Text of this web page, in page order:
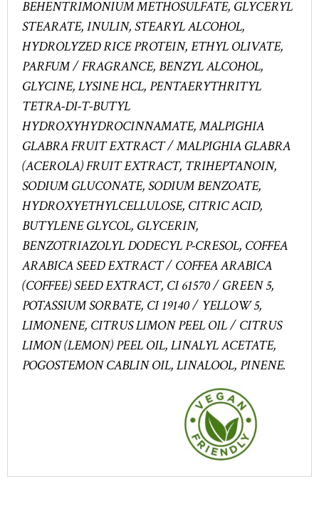
BEHENTRIMONIUM METHOSULFATE, GLYCERYL
STEARATE, INULIN, STEARYL ALCOHOL,
HYDROLYZED RICE PROTEIN, ETHYL OLIVATE,
PARFUM / FRAGRANCE, BENZYL ALCOHOL,
GLYCINE, LYSINE HCL, PENTAERYTHRITYL
TETRA-DI-T-BUTYL
HYDROXYHYDROCINNAMATE, MALPIGHIA
GLABRA FRUIT EXTRACT / MALPIGHIA GLABRA
(ACEROLA) FRUIT EXTRACT, TRIHEPTANOIN,
SODIUM GLUCONATE, SODIUM BENZOATE,
HYDROXYETHYLCELLULOSE, CITRIC ACID,
BUTYLENE GLYCOL, GLYCERIN,
BENZOTRIAZOLYL DODECYL P-CRESOL, COFFEA
ARABICA SEED EXTRACT / COFFEA ARABICA
(COFFEE) SEED EXTRACT, CI 61570 / GREEN 5,
POTASSIUM SORBATE, CI 19140 / YELLOW 5,
LIMONENE, CITRUS LIMON PEEL OIL / CITRUS
LIMON (LEMON) PEEL OIL, LINALYL ACETATE,
POGOSTEMON CABLIN OIL, LINALOOL, PINENE.